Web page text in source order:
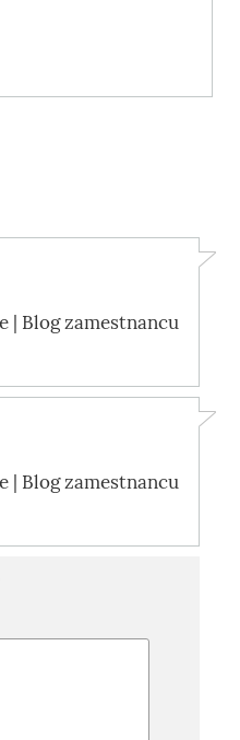
| Blog zamestnancu
| Blog zamestnancu